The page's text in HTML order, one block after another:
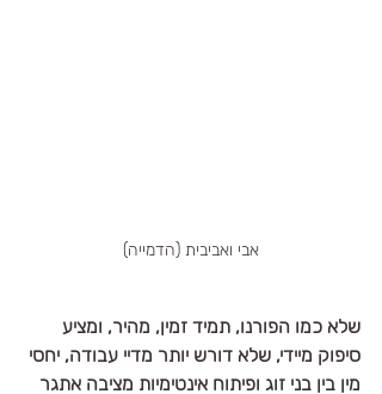
אבי ואביבית (הדמייה)
שלא כמו הפורנו, תמיד זמין, מהיר, ומציע
סיפוק מיידי, שלא דורש יותר מדיי עבודה, יחסי
מין בין בני זוג ופיתוח אינטימיות מציבה אתגר